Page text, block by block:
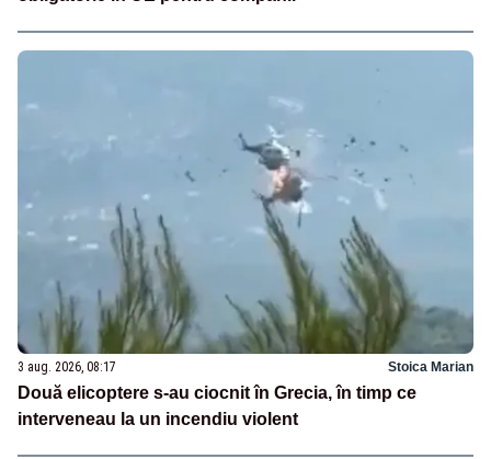
3 aug. 2026, 08:17 Stoica Marian
Două elicoptere s-au ciocnit în Grecia, în timp ce
interveneau la un incendiu violent